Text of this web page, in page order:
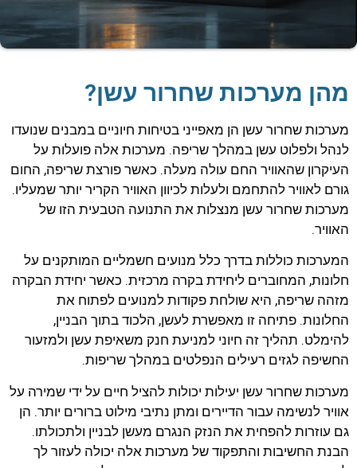
מהן מערכות שחרור עשן?
מערכות שחרור עשן הן מאפייני בטיחות חיוניים במבנים שנועדו
לנהל ולפלוט עשן במהלך שריפה. מערכות אלה פועלות על
העיקרון שהאוויר החם עולה מעלה. כאשר פורצת שריפה, החום
גורם לאוויר להתחמם ולעלות לכיוון האוויר הקריר יותר שמעליו.
מערכות שחרור עשן מנצלות את התנועה הטבעית הזו של
האוויר.
המערכות כוללות בדרך כלל מנועים חשמליים המותקנים על
חלונות, המחוברים ליחידת בקרה מרכזית. כאשר יחידת הבקרה
מזהה שריפה, היא שולחת פקודות למנועים לפתוח את
החלונות. פתיחה זו מאפשרת לעשן, הלכוד בתוך הבניין,
להימלט. תהליך זה חיוני למניעת חנק משאיפת עשן ולמזעור
החשיפה לגזים רעילים הנפלטים במהלך שריפות.
מערכות שחרור עשן יעילות יכולות להציל חיים על ידי שמירה על
אוויר לנשימה עבור הדיירים ומתן נתיבי מילוט ברורים יותר. הן
גם עוזרות להפחית את הנזק הנגרם מעשן לבניין ולתכולתו.
הבנת החשיבות והתפקוד של מערכות אלה יכולה לעזור לך